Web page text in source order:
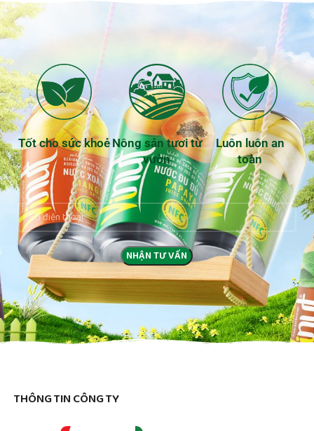
Tốt cho sức khoẻ Nông sản tươi từ
vườn
Luôn luôn an
toàn
THÔNG TIN CÔNG TY